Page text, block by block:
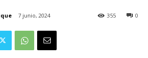
7 junio, 2024 0
355